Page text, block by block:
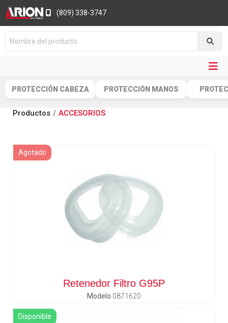
(809) 338-3747
PROTECCIÓN CABEZA PROTECCIÓN MANOS
Productos ACCESORIOS
Agotado
Retenedor Filtro G95P
Modelo 0871620
Disponible